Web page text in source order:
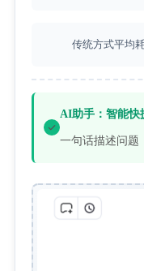
传统方式平均
AI助手：智能快
一句话描述问题